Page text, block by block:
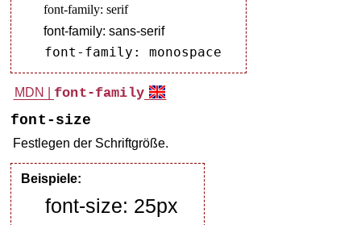
font-family: serif
font-family: sans-serif
font-family: monospace
MDN | font-family
font-size
Festlegen der Schriftgröße.
Beispiele:
font-size: 25px